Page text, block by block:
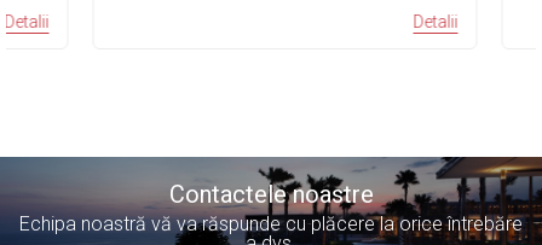
Detalii
Contactele noastre
Echipa noastră vă va răspunde cu plăcere la orice întrebăre